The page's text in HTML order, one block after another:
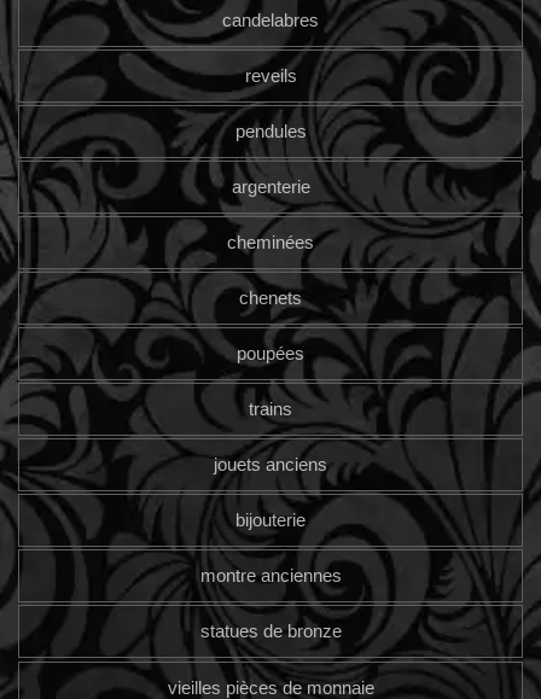
candelabres
reveils
pendules
argenterie
cheminées
chenets
poupées
trains
jouets anciens
bijouterie
montre anciennes
statues de bronze
vieilles pièces de monnaie